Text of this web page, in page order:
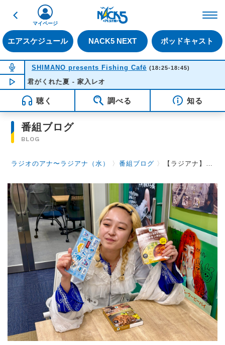
戻る
エアスケジュール NACK5 NEXT ポッドキャスト
マイページ
NOW ON AIR
SHIMANO presents Fishing Cafē (18:25-18:45)
NOW PLAYING 18:38
君がくれた夏 - 家入レオ
聴く 調べる 知る
番組ブログ
BLOG
ラジオのアナ〜ラジアナ（水） 〉番組ブログ 〉 【ラジアナ】こなちゃんクッキング👩‍🍳【水曜日】